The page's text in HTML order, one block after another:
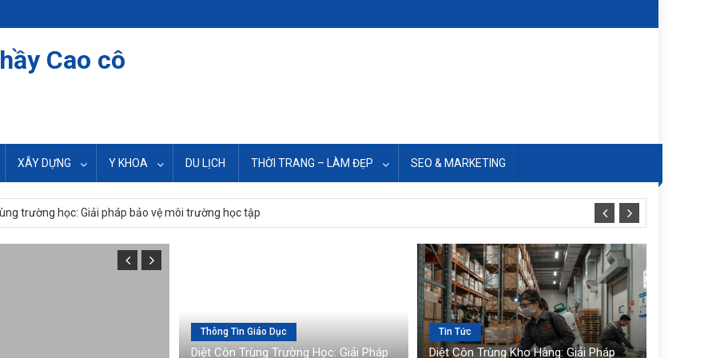
Cao cô
XÂY DỰNG Y KHOA DU LỊCH THỜI TRANG – LÀM ĐẸP SEO & MARKETING
trường học: Giải pháp bảo vệ môi trường học tập
Giải pháp bảo vệ hàng hóa tiện lợi
Giải pháp bảo vệ không gian sống an toàn
Thông Tin Giáo Dục
Diệt Côn Trùng Trường Học: Giải Pháp
Tin Tức
Diệt Côn Trùng Kho Hàng: Giải Pháp